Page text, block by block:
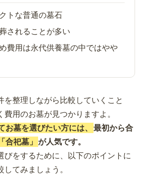
トな普通の墓石
されることが多い
費用は永代供養墓の中ではやや
を整理しながら比較していくこと
用のお墓が見つかりますよ。
お墓を選びたい方には、
最初から合
「合祀墓」
が人気です。
びをするために、以下のポイントに
てみましょう。